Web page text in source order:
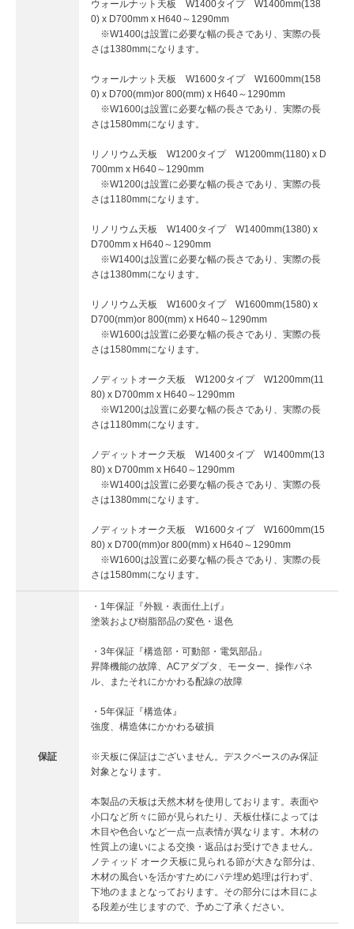
ウォールナット天板 W1400タイプ W1400mm(138
0) x D700mm x H640～1290mm
※W1400は設置に必要な幅の長さであり、実際の長
さは1380mmになります。
ウォールナット天板 W1600タイプ W1600mm(158
0) x D700(mm)or 800(mm) x H640～1290mm
※W1600は設置に必要な幅の長さであり、実際の長
さは1580mmになります。
リノリウム天板 W1200タイプ W1200mm(1180) x D
700mm x H640～1290mm
※W1200は設置に必要な幅の長さであり、実際の長
さは1180mmになります。
リノリウム天板 W1400タイプ W1400mm(1380) x
D700mm x H640～1290mm
※W1400は設置に必要な幅の長さであり、実際の長
さは1380mmになります。
リノリウム天板 W1600タイプ W1600mm(1580) x
D700(mm)or 800(mm) x H640～1290mm
※W1600は設置に必要な幅の長さであり、実際の長
さは1580mmになります。
ノディットオーク天板 W1200タイプ W1200mm(11
80) x D700mm x H640～1290mm
※W1200は設置に必要な幅の長さであり、実際の長
さは1180mmになります。
ノディットオーク天板 W1400タイプ W1400mm(13
80) x D700mm x H640～1290mm
※W1400は設置に必要な幅の長さであり、実際の長
さは1380mmになります。
ノディットオーク天板 W1600タイプ W1600mm(15
80) x D700(mm)or 800(mm) x H640～1290mm
※W1600は設置に必要な幅の長さであり、実際の長
さは1580mmになります。
保証
・1年保証『外観・表面仕上げ』
塗装および樹脂部品の変色・退色
・3年保証『構造部・可動部・電気部品』
昇降機能の故障、ACアダプタ、モーター、操作パネ
ル、またそれにかかわる配線の故障
・5年保証『構造体』
強度、構造体にかかわる破損
※天板に保証はございません。デスクベースのみ保証
対象となります。
本製品の天板は天然木材を使用しております。表面や
小口など所々に節が見られたり、天板仕様によっては
木目や色合いなど一点一点表情が異なります。木材の
性質上の違いによる交換・返品はお受けできません。
ノティッド オーク天板に見られる節が大きな部分は、
木材の風合いを活かすためにパテ埋め処理は行わず、
下地のままとなっております。その部分には木目によ
る段差が生じますので、予めご了承ください。